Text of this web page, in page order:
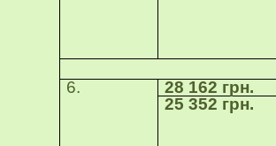
6.
28 162 грн.
25 352 грн.